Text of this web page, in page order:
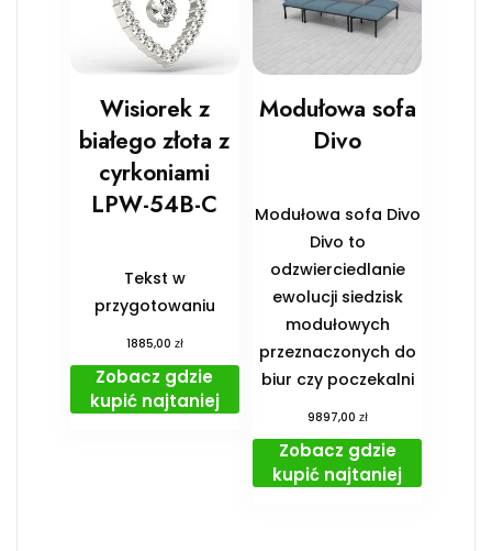
Wisiorek z
białego złota z
cyrkoniami
LPW-54B-C
Tekst w
przygotowaniu
1885,00 zł
Zobacz gdzie
kupić najtaniej
Modułowa sofa
Divo
Modułowa sofa Divo
Divo to
odzwierciedlanie
ewolucji siedzisk
modułowych
przeznaczonych do
biur czy poczekalni
9897,00 zł
Zobacz gdzie
kupić najtaniej